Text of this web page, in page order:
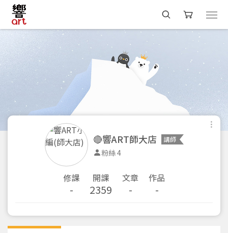
🔴響ART師大店 講師
粉絲 4
修課
-
開課
2359
文章
-
作品
-